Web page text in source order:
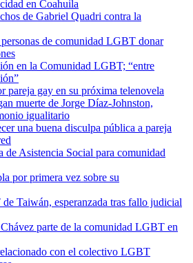
en Coahuila
de Gabriel Quadri contra la
de comunidad LGBT donar
en la Comunidad LGBT; “entre
pareja gay en su próxima telenovela
muerte de Jorge Díaz-Johnston,
igualitario
una buena disculpa pública a pareja
de Asistencia Social para comunidad
por primera vez sobre su
Taiwán, esperanzada tras fallo judicial
parte de la comunidad LGBT en
con el colectivo LGBT